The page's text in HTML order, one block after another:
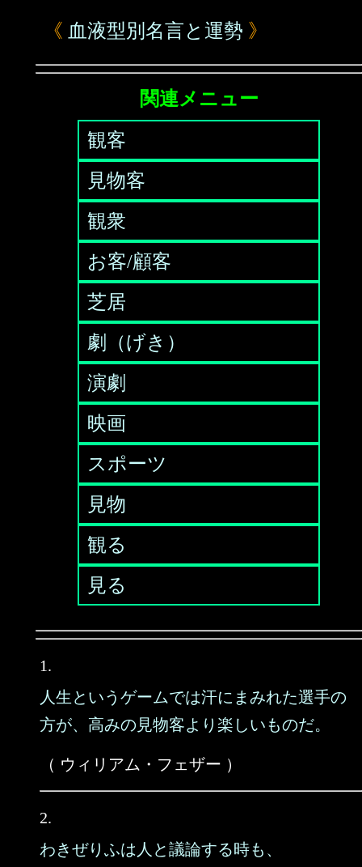
《 血液型別名言と運勢 》
関連メニュー
観客
見物客
観衆
お客/顧客
芝居
劇（げき）
演劇
映画
スポーツ
見物
観る
見る
1.
人生というゲームでは汗にまみれた選手の
方が、高みの見物客より楽しいものだ。
（ ウィリアム・フェザー ）
2.
わきぜりふは人と議論する時も、